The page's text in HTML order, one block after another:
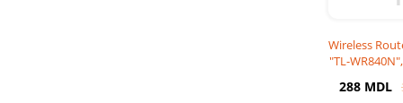
Wireless
"TL-
288 MDL